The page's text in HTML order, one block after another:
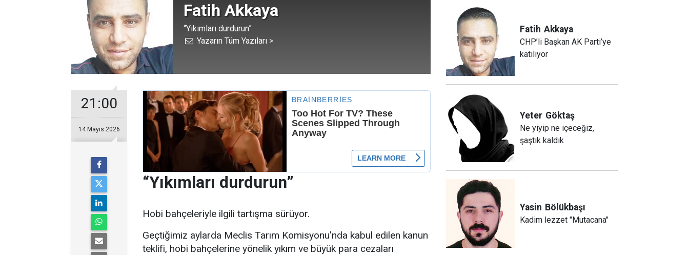
Fatih Akkaya
“Yıkımları durdurun”
Yazarın Tüm Yazıları >
21:00
14 Mayıs 2026
“Yıkımları durdurun”
Hobi bahçeleriyle ilgili tartışma sürüyor.
Geçtiğimiz aylarda Meclis Tarım Komisyonu’nda kabul edilen kanun
teklifi, hobi bahçelerine yönelik yıkım ve büyük para cezaları
Fatih Akkaya
CHP’li Başkan AK Parti’ye
katılıyor
Yeter Göktaş
Ne yiyip ne içeceğiz,
şaştık kaldık
Yasin Bölükbaşı
Kadim lezzet "Mutacana"